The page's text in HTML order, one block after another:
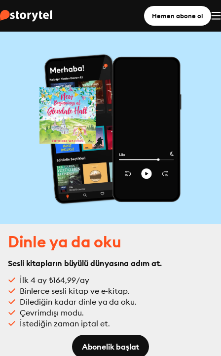
Hemen abone ol
Dinle ya da oku
Sesli kitapların büyülü dünyasına adım at.
İlk 4 ay ₺164,99/ay
Binlerce sesli kitap ve e-kitap.
Dilediğin kadar dinle ya da oku.
Çevrimdışı modu.
İstediğin zaman iptal et.
Abonelik başlat